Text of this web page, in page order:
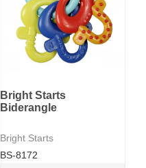
Bright Starts
Biderangle
Bright Starts
BS-8172